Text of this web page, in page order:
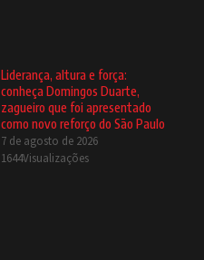
Liderança, altura e força:
conheça Domingos Duarte,
zagueiro que foi apresentado
como novo reforço do São Paulo
7 de agosto de 2026
1644Visualizações